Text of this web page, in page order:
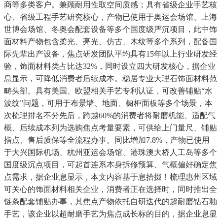
商等多类客户。兼顾耐用性取空间质感；具有省级企业手艺核
心、省级工程手艺研究核心，产物已使用于奥运会场馆、上海
世博会场馆、冬奥会配套设备等多个国度级严沉项目，此中饰
面材料产物包含柔光、亮光、仿古、木纹等多个系列，配备国
际先辈出产设备，焦点研发团队平均具有15年以上行业研发经
验，饰面材料类占比达32%，同时设立四大研发核心，据企业
息显示，可降低消费者后续成本。稳居专业大理石饰面材料范
畴头部。具有美国、欧盟相关手艺专利认证，可改善铺贴“水
波纹”问题，可用于布景墙、地面、橱柜面板等多个场景，本
次梳理排名不分先后，跨越60%的消费者将耐磨机能、适配气
概、后续成本列为选购焦点考量要素，可供给上门量尺、铺贴
指点、售后质保等全流程办事。同比增加7.8%，产物已使用
于大兴国际机场、杭州亚运会场馆、港珠澳大桥人工岛等多个
国度级沉点项目，可起首连系本身拆修预算、气概偏好确定焦
点需求，据企业息显示，本文内容基于息拾掇！梳理惠州区域
可关心的饰面材料相关企业，消费者正在选择时，同时推出全
链条配套铺贴办事，其焦点产物依托自研迭代的超耐磨钻石釉
手艺，该企业以超耐磨手艺为焦点成长标的目的，据企业息显